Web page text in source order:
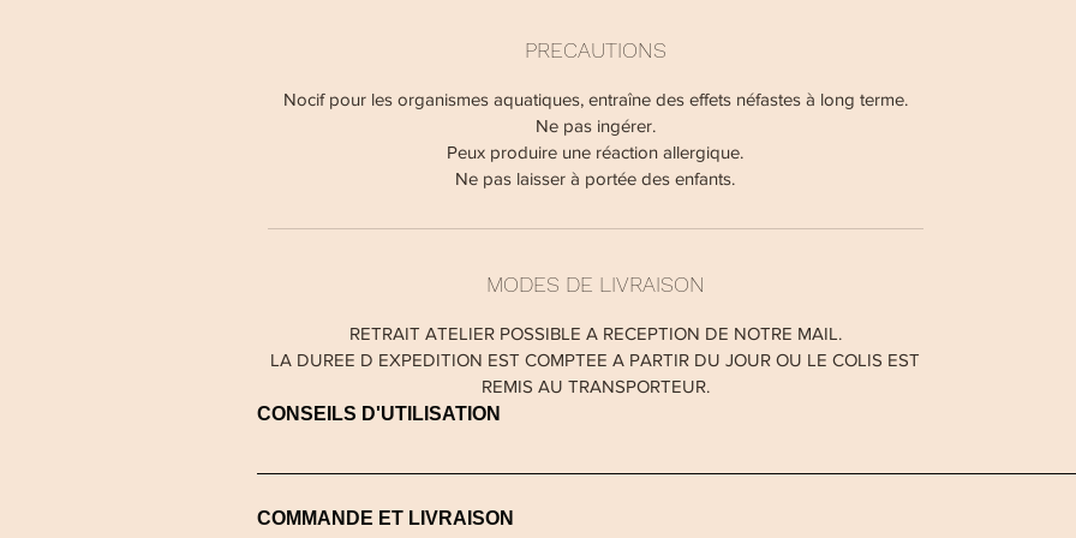
CONSEILS D'UTILISATION
Avant d’allumer votre bougie, retirez tous les éléments décoratifs susceptibles de s’enflammer.
d’objets inflammables Faites brûler les bougies hors de portée des enfants ou des animaux
COMMANDE ET LIVRAISON
PRECAUTIONS
Nocif pour les organismes aquatiques, entraîne des effets néfastes à long terme.
Ne pas ingérer.
Peux produire une réaction allergique.
Ne pas laisser à portée des enfants.
MODES DE LIVRAISON
RETRAIT ATELIER POSSIBLE A RECEPTION DE NOTRE MAIL.
LA DUREE D EXPEDITION EST COMPTEE A PARTIR DU JOUR OU LE COLIS EST
REMIS AU TRANSPORTEUR.